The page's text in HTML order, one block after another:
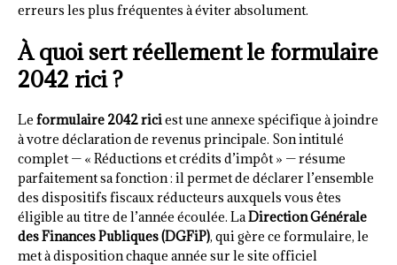
erreurs les plus fréquentes à éviter absolument.
À quoi sert réellement le formulaire
2042 rici ?
Le formulaire 2042 riciest une annexe spécifique à joindre
à votre déclaration de revenus principale. Son intitulé
complet — « Réductions et crédits d’impôt » — résume
parfaitement sa fonction : il permet de déclarer l’ensemble
des dispositifs fiscaux réducteurs auxquels vous êtes
éligible au titre de l’année écoulée. LaDirection Générale
des Finances Publiques (DGFiP), qui gère ce formulaire, le
met à disposition chaque année sur le site officiel